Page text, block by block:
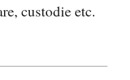
custodie etc.